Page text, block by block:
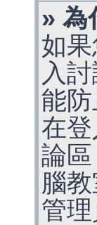
» 為
如
入
能
在
論
腦
管